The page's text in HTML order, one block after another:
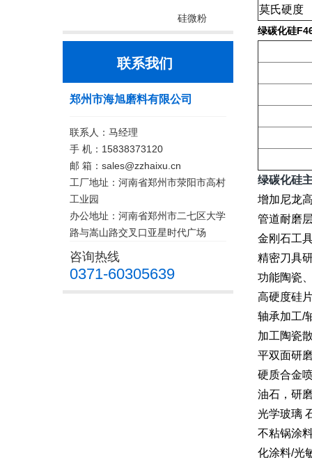
硅微粉
联系我们
郑州市海旭磨料有限公司
联系人：马经理
手 机：15838373120
邮 箱：sales@zzhaixu.cn
工厂地址：河南省郑州市荥阳市高村
工业园
办公地址：河南省郑州市二七区大学
路与嵩山路交叉口亚星时代广场
咨询热线
0371-60305639
莫氏硬度
绿碳化硅
绿碳化硅
增加尼龙
管道耐磨
金刚石工
精密刀具
功能陶瓷
高硬度硅
轴承加工/
加工陶瓷
平双面研
硬质合金
油石，研
光学玻璃
不粘锅涂
化涂料/光